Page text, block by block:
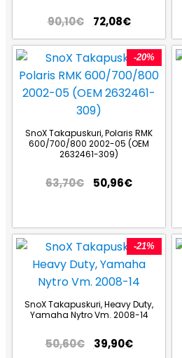
90,10€ 72,08€
-20%
SnoX Takapuskuri, Polaris RMK
600/700/800 2002-05 (OEM
2632461-309)
63,70€ 50,96€
-21%
SnoX Takapuskuri, Heavy Duty,
Yamaha Nytro Vm. 2008-14
50,60€ 39,90€